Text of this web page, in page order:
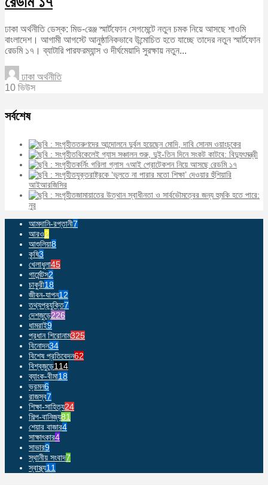
ঢাকা অর্থনীতি ডেস্ক: মিড-রেঞ্জ স্মার্টফোন সেগমেন্টে নতুন চমক নিয়ে আসছে শাওমি
বাংলাদেশ। আগামী আগস্টে আনুষ্ঠানিকভাবে উন্মোচিত হতে যাচ্ছে তাদের নতুন স্মার্টফোন
রেডমি ১৭। ব্যাটারি পারফরম্যান্স ও দীর্ঘমেয়াদি সুরক্ষায় নতুন...
ঢাকা অর্থনীতি
10 ভিউস
সর্বশেষ
তরুণদের আন্দোলনে দুর্বল হয়েছেন মোদি, দাবি সোনম ওয়াংচুকের
বিকেলেই গ্যাস সঞ্চালন শুরু, দুই-তিন দিনে সংকট কাটবে: বিদ্যুৎমন্ত্রী
কর্নিং গরিলা গ্লাস ৭আই প্রোটেকশন নিয়ে আসছে রেডমি ১৭
যুক্তরাষ্ট্রকে ‘ভুলতে না পারার মতো শিক্ষা’ দেওয়ার হুঁশিয়ারি
আইআরজিসির
জামায়াতের উত্থান স্বাধীনতা ও সার্বভৌমত্বের জন্য হুমকি হতে পারে:
নুর
আমদানি-রপ্তানী7
আরও2
আশুলিয়া8
কৃষি3
খেলাধুলা45
গার্মেন্টস2
চাকুরী18
জীবন-যাপন12
তথ্যপ্রযুক্তি7
দেশজুড়ে226
ধামরাই9
প্রধান শিরোনাম325
বিনোদন34
বিশেষ প্রতিবেদন62
বিশ্বজুড়ে114
ব্যাংক-বীমা18
ভ্রমন6
রাজস্ব7
শিক্ষা-সাহিত্য24
শিল্প-বানিজ্য81
শেয়ার বাজার4
সাক্ষাৎকার4
সাভার9
স্থানীয় সংবাদ7
স্বাস্থ্য11